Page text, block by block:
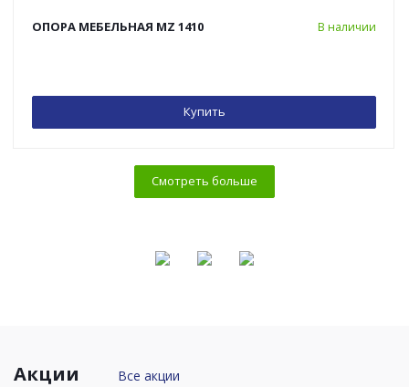
ОПОРА МЕБЕЛЬНАЯ MZ 1410 В наличии
Купить
Смотреть больше
Акции Все акции